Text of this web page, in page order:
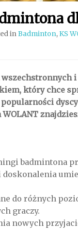
inBadminton, KS
który chce
popularności
badmintona
do różnych
graczy.
nowych